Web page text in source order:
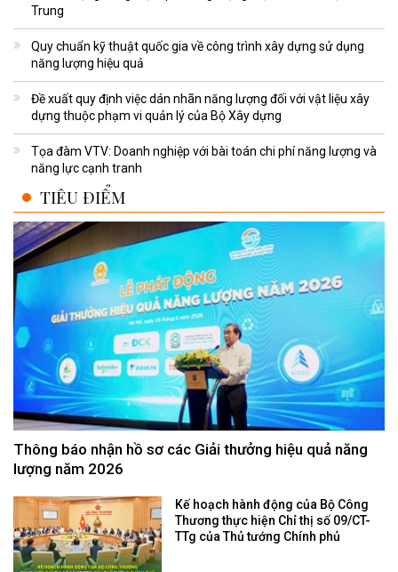
Trung
Quy chuẩn kỹ thuật quốc gia về công trình xây dựng sử dụng
năng lượng hiệu quả
Đề xuất quy định việc dán nhãn năng lượng đối với vật liệu xây
dựng thuộc phạm vi quản lý của Bộ Xây dựng
Tọa đàm VTV: Doanh nghiệp với bài toán chi phí năng lượng và
năng lực cạnh tranh
TIÊU ĐIỂM
Thông báo nhận hồ sơ các Giải thưởng hiệu quả năng
lượng năm 2026
Kế hoạch hành động của Bộ Công
Thương thực hiện Chỉ thị số 09/CT-
TTg của Thủ tướng Chính phủ